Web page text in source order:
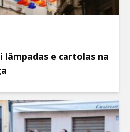
lâmpadas e cartolas na